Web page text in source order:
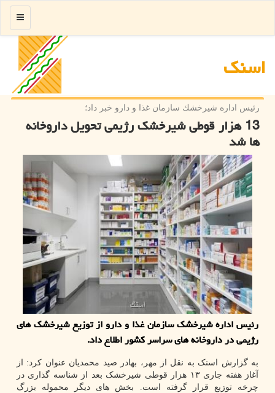
اسنك
منو
رئیس اداره شیرخشك سازمان غذا و دارو خبر داد؛
13 هزار قوطی شیرخشک رژیمی تحویل داروخانه
ها شد
رئیس اداره شیرخشک سازمان غذا و دارو از توزیع شیرخشک های
رژیمی در داروخانه های سراسر کشور اطلاع داد.
به گزارش اسنک به نقل از مهر، بهادر صید محمدیان عنوان کرد: از
آغاز هفته جاری ۱۳ هزار قوطی شیرخشک بعد از شناسه گذاری در
چرخه توزیع قرار گرفته است. بخش های دیگر محموله بزرگ